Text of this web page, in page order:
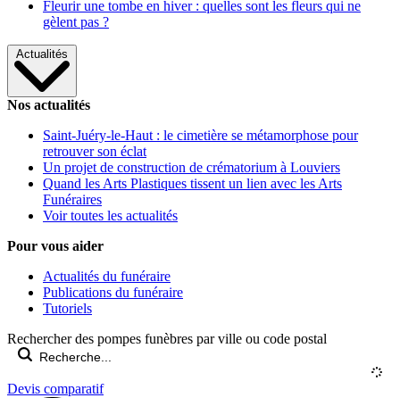
Fleurir une tombe en hiver : quelles sont les fleurs qui ne
gèlent pas ?
Actualités
Nos actualités
Saint-Juéry-le-Haut : le cimetière se métamorphose pour
retrouver son éclat
Un projet de construction de crématorium à Louviers
Quand les Arts Plastiques tissent un lien avec les Arts
Funéraires
Voir toutes les actualités
Pour vous aider
Actualités du funéraire
Publications du funéraire
Tutoriels
Rechercher des pompes funèbres par ville ou code postal
Devis comparatif